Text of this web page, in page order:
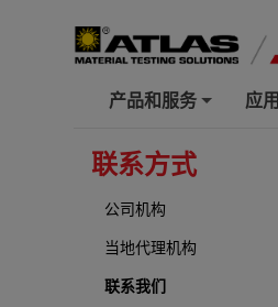
产品和服务 应用
联系方式
公司机构
当地代理机构
联系我们